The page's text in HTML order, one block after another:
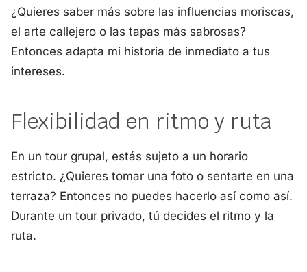
¿Quieres saber más sobre las influencias moriscas,
el arte callejero o las tapas más sabrosas?
Entonces adapta mi historia de inmediato a tus
intereses.
Flexibilidad en ritmo y ruta
En un tour grupal, estás sujeto a un horario
estricto. ¿Quieres tomar una foto o sentarte en una
terraza? Entonces no puedes hacerlo así como así.
Durante un tour privado, tú decides el ritmo y la
ruta.